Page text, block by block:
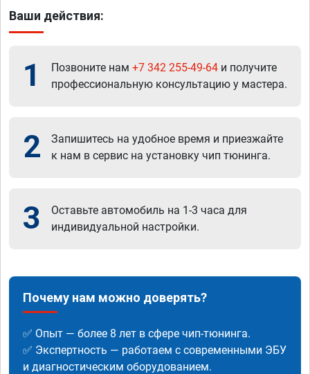
Ваши действия:
1 Позвоните нам +7 342 255-49-64 и получите
профессиональную консультацию у мастера.
2
Запишитесь на удобное время и приезжайте
к нам в сервис на установку чип тюнинга.
3
Оставьте автомобиль на 1-3 часа для
индивидуальной настройки.
Почему нам можно доверять?
✅ Опыт — более 8 лет в сфере чип-тюнинга.
✅ Экспертность — работаем с современными ЭБУ
и диагностическим оборудованием.